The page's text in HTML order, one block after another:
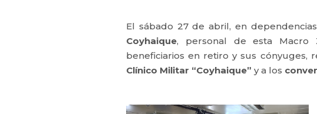
El sábado 27 de abril, en
Coyhaique, personal de esta Macro
beneficiarios en retiro y sus cónyuges,
Clínico Militar “Coyhaique” y a los